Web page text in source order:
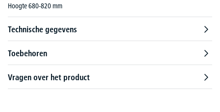
Hoogte 680-820 mm
Technische gegevens
Toebehoren
Vragen over het product